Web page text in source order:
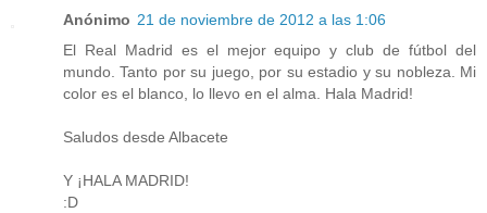
Anónimo 21 de noviembre de 2012 a las 1:06
El Real Madrid es el mejor equipo y club de fútbol del
mundo. Tanto por su juego, por su estadio y su nobleza. Mi
color es el blanco, lo llevo en el alma. Hala Madrid!
Saludos desde Albacete
Y ¡HALA MADRID!
:D